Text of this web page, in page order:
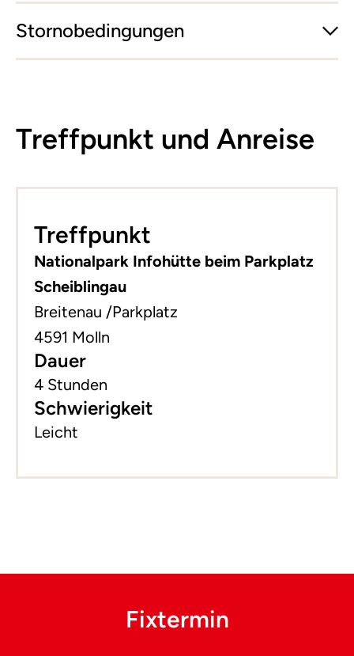
Stornobedingungen
Treffpunkt und Anreise
−
Treffpunkt
Nationalpark Infohütte beim Parkplatz
Scheiblingau
Breitenau /Parkplatz
4591 Molln
Dauer
4 Stunden
Schwierigkeit
Leicht
Fixtermin